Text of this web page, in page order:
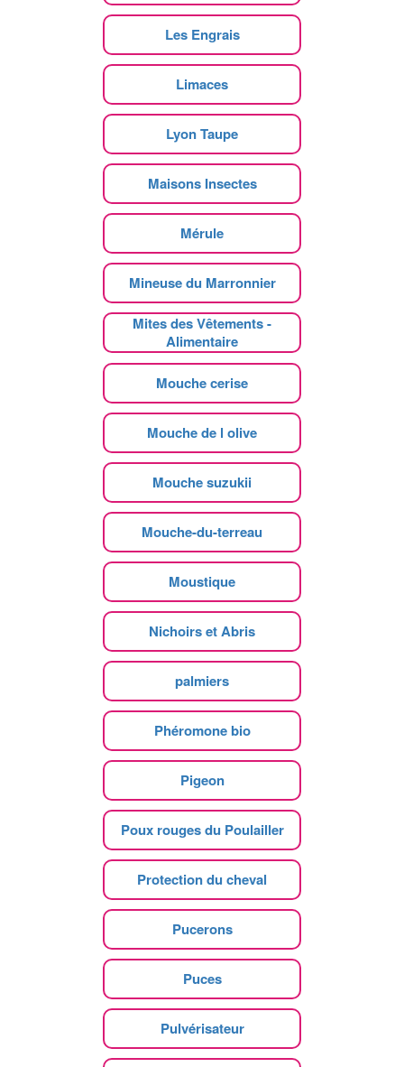
Les Engrais
Limaces
Lyon Taupe
Maisons Insectes
Mérule
Mineuse du Marronnier
Mites des Vêtements -
Alimentaire
Mouche cerise
Mouche de l olive
Mouche suzukii
Mouche-du-terreau
Moustique
Nichoirs et Abris
palmiers
Phéromone bio
Pigeon
Poux rouges du Poulailler
Protection du cheval
Pucerons
Puces
Pulvérisateur